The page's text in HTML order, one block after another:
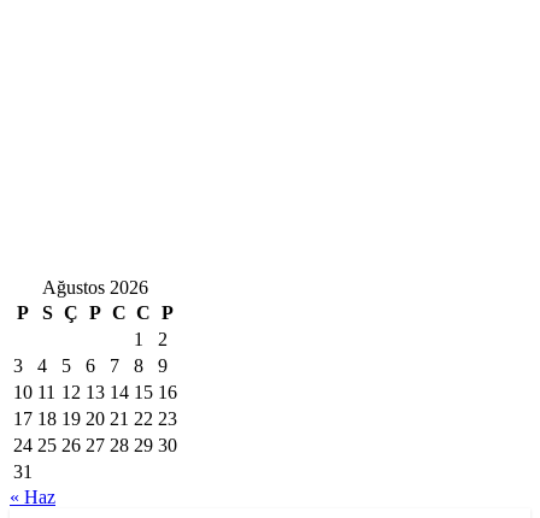
Ağustos 2026
P
S Ç P C C P
1
2
3
4 5 6 7 8
9
10 11 12 13 14 15 16
17 18 19 20 21 22 23
24 25 26 27 28 29 30
31
« Haz